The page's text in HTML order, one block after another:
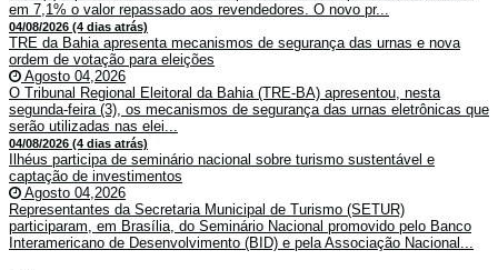
em 7,1% o valor repassado aos revendedores. O novo pr...
04/08/2026 (4 dias atrás)
TRE da Bahia apresenta mecanismos de segurança das urnas e nova
ordem de votação para eleições
Agosto 04,2026
O Tribunal Regional Eleitoral da Bahia (TRE-BA) apresentou, nesta
segunda-feira (3), os mecanismos de segurança das urnas eletrônicas que
serão utilizadas nas elei...
04/08/2026 (4 dias atrás)
Ilhéus participa de seminário nacional sobre turismo sustentável e
captação de investimentos
Agosto 04,2026
Representantes da Secretaria Municipal de Turismo (SETUR)
participaram, em Brasília, do Seminário Nacional promovido pelo Banco
Interamericano de Desenvolvimento (BID) e pela Associação Nacional...